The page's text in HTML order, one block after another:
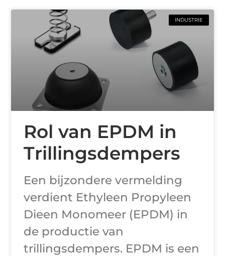
INDUSTRIE
Rol van EPDM in
Trillingsdempers
Een bijzondere vermelding
verdient Ethyleen Propyleen
Dieen Monomeer (EPDM) in
de productie van
trillingsdempers. EPDM is een